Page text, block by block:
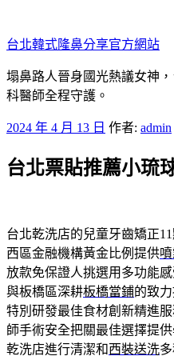
至
主
要
內
台北韓式隆鼻分享官方網站
塌鼻路人晉身國光熱議女神
科醫師全程守護。
發
於
2024 年 4 月 13 日 作者: admin
台北票貼推薦小琉
台北乾洗店的兒童牙齒矯正
西區金融機構黃金比例提供
放款免保證人挑選用多功能
與板橋區深耕板橋當鋪的致
特別研發最佳食材創新精進
師手術安全把關最佳選擇提
乾洗店進行清潔和西裝送洗